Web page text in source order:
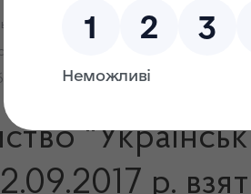
фармацевтичний інститут якості"
Вимоги щодо регулювання" та
заходів".
р.